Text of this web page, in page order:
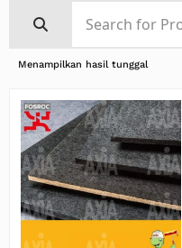
Menampilkan hasil tunggal